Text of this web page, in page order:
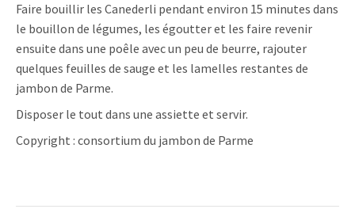
Faire bouillir les Canederli pendant environ 15 minutes dans
le bouillon de légumes, les égoutter et les faire revenir
ensuite dans une poêle avec un peu de beurre, rajouter
quelques feuilles de sauge et les lamelles restantes de
jambon de Parme.
Disposer le tout dans une assiette et servir.
Copyright : consortium du jambon de Parme